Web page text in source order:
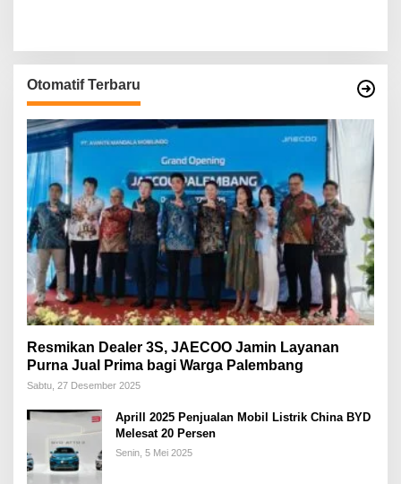
Otomatif Terbaru
Resmikan Dealer 3S, JAECOO Jamin Layanan
Purna Jual Prima bagi Warga Palembang
Sabtu, 27 Desember 2025
Aprill 2025 Penjualan Mobil Listrik China BYD
Melesat 20 Persen
Senin, 5 Mei 2025